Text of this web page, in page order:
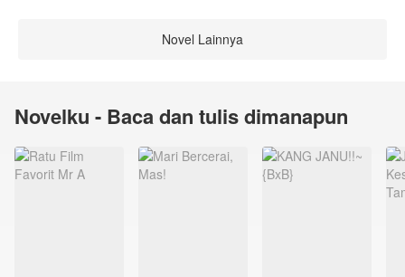
Novel Lainnya
Novelku - Baca dan tulis dimanapun